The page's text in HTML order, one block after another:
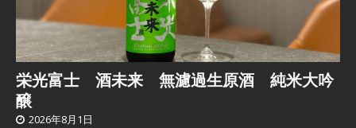
栄光富士 酒未来 無濾過生原酒 純米大吟
醸
2026年8月1日